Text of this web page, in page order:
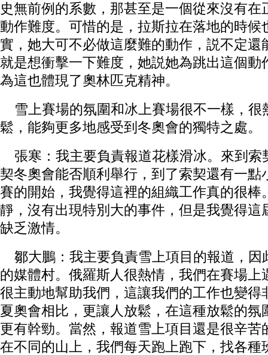
史無前例的系數，那甚至是一個從來沒有在
動作難度。可惜的是，拉斯拉在落地的時候
實，她大可不必做這麼難的動作，説不定還
就是想衝擊一下難度，她説她為跳出這個動
為這也體現了奧林匹克精神。
雪上賽場的氛圍和冰上賽場很不一樣，很
鬆，能夠更多地感受到冬奧會的獨特之處。
張寒：我主要負責報道花樣滑冰。來到索
契冬奧會能否順利舉行，到了索契還有一點
賽的開始，我覺得這裡的組織工作真的很棒
靜，沒有出現特別大的事件，但是我覺得這
缺乏激情。
鄒大鵬：我主要負責雪上項目的報道，因
的媒體村。俄羅斯人很熱情，我們在賽場上
很主動地幫助我們，這讓我們的工作也變得
夏奧會相比，更讓人放鬆，在這種放鬆的氛
更有幹勁。當然，報道雪上項目還是很辛苦
在不同的山上，我們每天跑上跑下，找各種